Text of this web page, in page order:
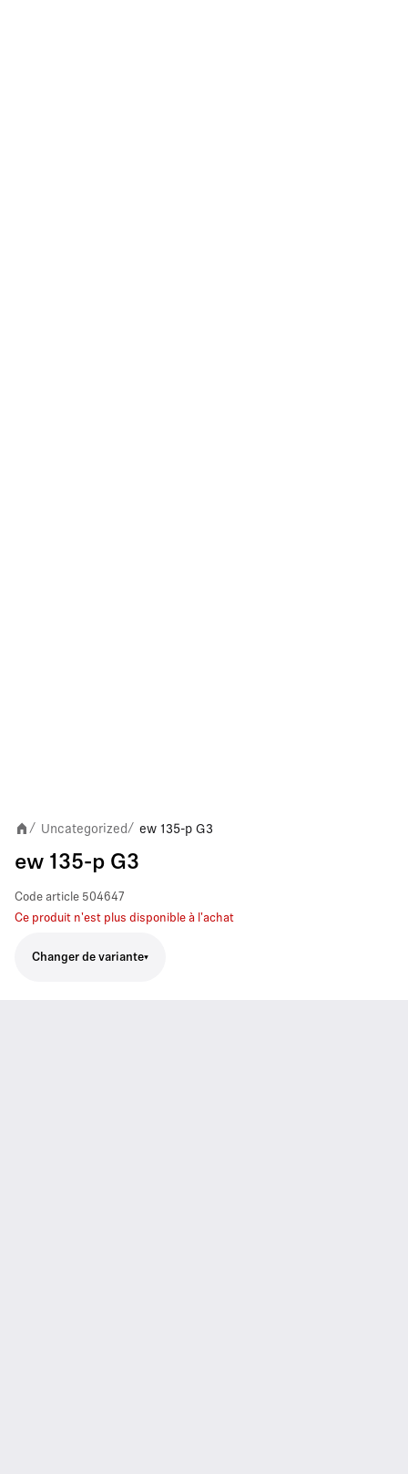
/ Uncategorized / ew 135-p G3
ew 135-p G3
Code article 504647
Ce produit n'est plus disponible à l'achat
Changer de variante